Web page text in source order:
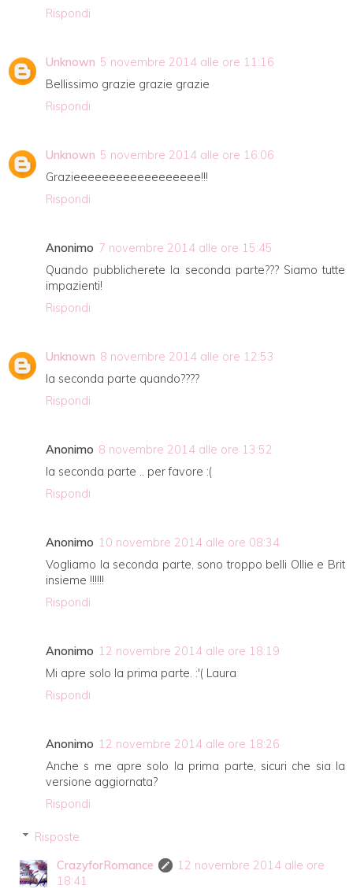
Rispondi
Unknown 5 novembre 2014 alle ore 11:16
Bellissimo grazie grazie grazie
Rispondi
Unknown 5 novembre 2014 alle ore 16:06
Grazieeeeeeeeeeeeeeeeee!!!
Rispondi
Anonimo 7 novembre 2014 alle ore 15:45
Quando pubblicherete la seconda parte??? Siamo tutte
impazienti!
Rispondi
Unknown 8 novembre 2014 alle ore 12:53
la seconda parte quando????
Rispondi
Anonimo 8 novembre 2014 alle ore 13:52
la seconda parte .. per favore :(
Rispondi
Anonimo 10 novembre 2014 alle ore 08:34
Vogliamo la seconda parte, sono troppo belli Ollie e Brit
insieme !!!!!!
Rispondi
Anonimo 12 novembre 2014 alle ore 18:19
Mi apre solo la prima parte. :'( Laura
Rispondi
Anonimo 12 novembre 2014 alle ore 18:26
Anche s me apre solo la prima parte, sicuri che sia la
versione aggiornata?
Rispondi
Risposte
CrazyforRomance
12 novembre 2014 alle ore
18:41